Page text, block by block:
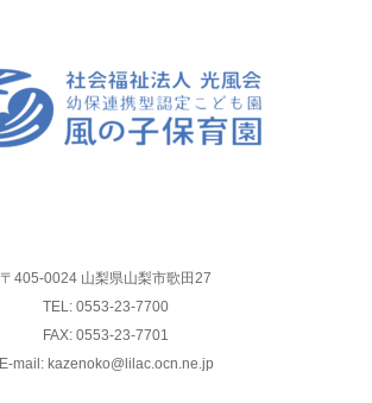
〒405-0024 山梨県山梨市歌田27
TEL: 0553-23-7700
FAX: 0553-23-7701
E-mail: kazenoko@lilac.ocn.ne.jp